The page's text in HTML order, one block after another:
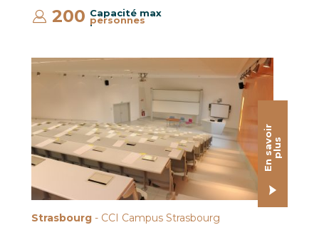
Capacité max
:
200 personnes
Amphithéâtre Pierre PFLIMLIN / CCI Campus
E
n
s
av
o
i
r
p
l
us
Strasbourg - CCI Campus Strasbourg